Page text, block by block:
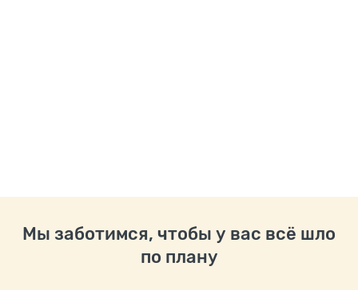
Мы заботимся, чтобы у вас всё шло
по плану